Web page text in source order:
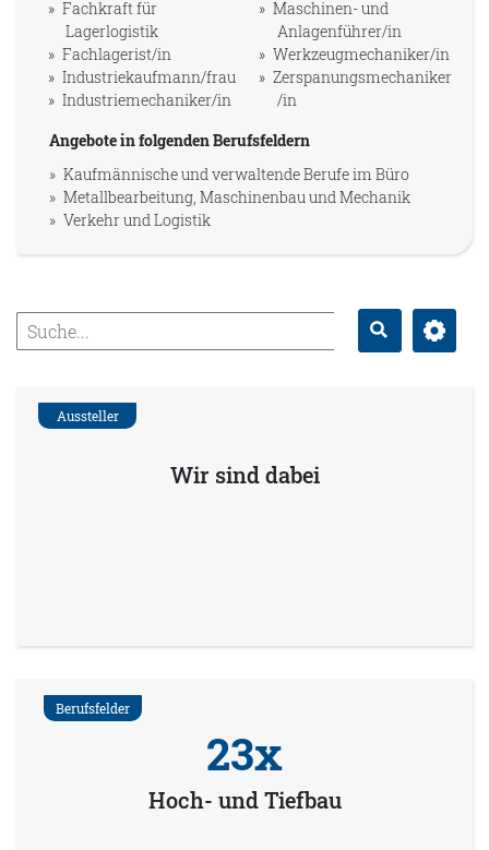
Fachkraft für
Lagerlogistik
Fachlagerist/in
Industriekaufmann/frau
Industriemechaniker/in
Maschinen- und
Anlagenführer/in
Werkzeugmechaniker/in
Zerspanungsmechaniker
/in
Angebote in folgenden Berufsfeldern
Kaufmännische und verwaltende Berufe im Büro
Metallbearbeitung, Maschinenbau und Mechanik
Verkehr und Logistik
Suche
Aussteller
Wir sind dabei
Berufsfelder
23x
Hoch- und Tiefbau